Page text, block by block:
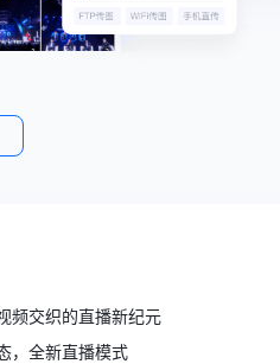
频交织的直播新纪元
，全新直播模式